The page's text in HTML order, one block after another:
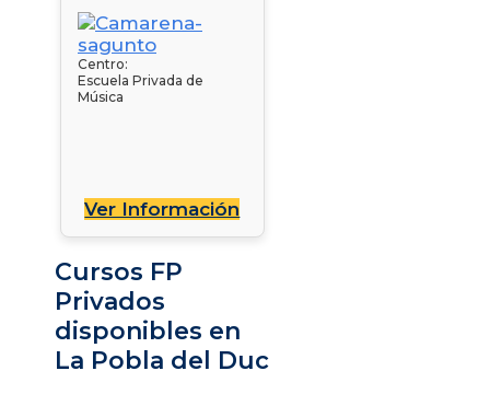
Centro:
Escuela Privada de
Música
Ver Información
Cursos FP
Privados
disponibles en
La Pobla del Duc